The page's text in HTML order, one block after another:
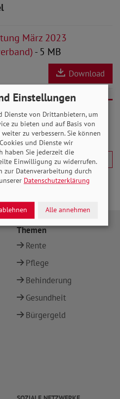
März 2023
- 5 MB
Download
Themen
Rente
Pflege
Behinderung
Gesundheit
Bürgergeld
Einstellungen
Dienste von Drittanbietern, um
zu bieten und auf Basis von
zu verbessern. Sie können
und Dienste wir
haben Sie jederzeit die
Einwilligung zu widerrufen.
zur Datenverarbeitung durch
Datenschutzerklärung
Alle annehmen